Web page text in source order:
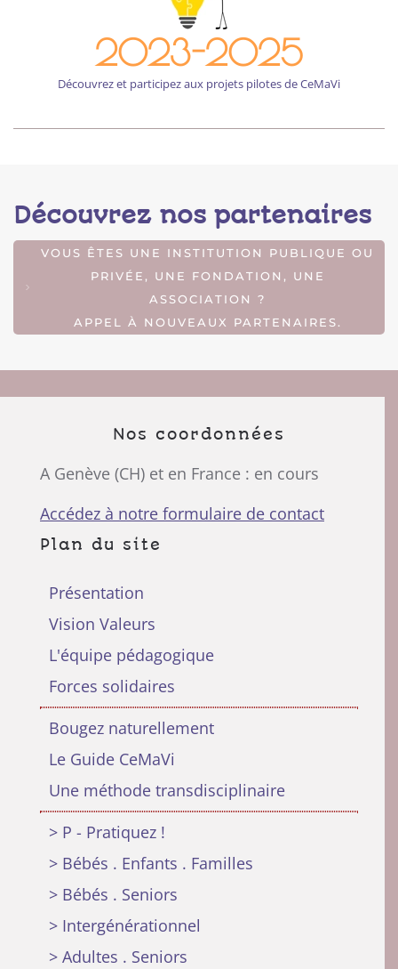
2023-2025
Découvrez et participez aux projets pilotes de CeMaVi
Découvrez nos partenaires
VOUS ÊTES UNE INSTITUTION PUBLIQUE OU
PRIVÉE, UNE FONDATION, UNE
ASSOCIATION ?
APPEL À NOUVEAUX PARTENAIRES.
Nos coordonnées
A Genève (CH) et en France : en cours
Accédez à notre formulaire de contact
Plan du site
Présentation
Vision Valeurs
L'équipe pédagogique
Forces solidaires
Bougez naturellement
Le Guide CeMaVi
Une méthode transdisciplinaire
> P - Pratiquez !
> Bébés . Enfants . Familles
> Bébés . Seniors
> Intergénérationnel
> Adultes . Seniors